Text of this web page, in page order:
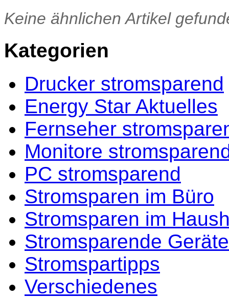
Keine ähnlichen Artikel
Kategorien
Drucker stromsparend
Energy Star Aktuelles
Fernseher
Monitore
PC stromsparend
Stromsparen im Büro
Stromsparen im
Stromsparende Geräte
Stromspartipps
Verschiedenes